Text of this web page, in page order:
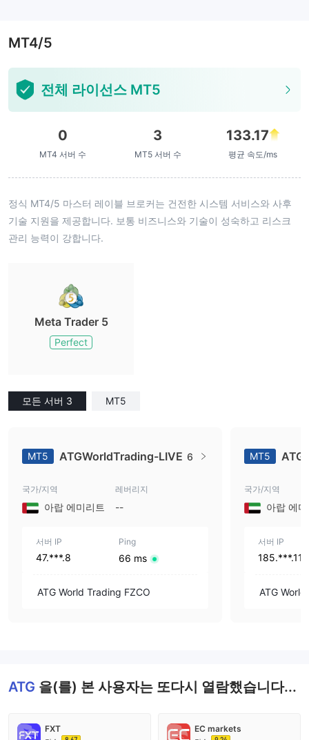
MT4/5
전체 라이선스 MT5
0
MT4 서버 수
3
MT5 서버 수
133.17
평균 속도/ms
정식 MT4/5 마스터 레이블 브로커는 건전한 시스템 서비스와 사후
기술 지원을 제공합니다. 보통 비즈니스와 기술이 성숙하고 리스크
관리 능력이 강합니다.
Meta Trader 5
Perfect
모든 서버 3 MT5
MT5 ATGWorldTrading-LIVE 6
국가/지역
아랍 에미리트
레버리지
--
서버 IP
47.***.8
Ping
66 ms
ATG World Trading FZCO
MT5
국가/지역
아랍 에
서버 IP
185.***.110
ATG
ATG 을(를) 본 사용자는 또다시 열람했습니다...
FXT EC markets